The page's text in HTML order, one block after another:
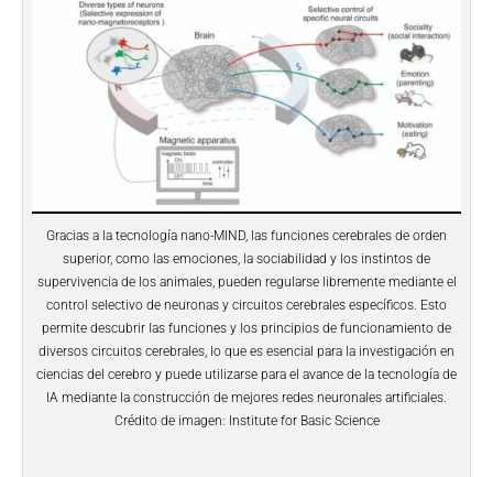
Gracias a la tecnología nano-MIND, las funciones cerebrales de orden
superior, como las emociones, la sociabilidad y los instintos de
supervivencia de los animales, pueden regularse libremente mediante el
control selectivo de neuronas y circuitos cerebrales específicos. Esto
permite descubrir las funciones y los principios de funcionamiento de
diversos circuitos cerebrales, lo que es esencial para la investigación en
ciencias del cerebro y puede utilizarse para el avance de la tecnología de
IA mediante la construcción de mejores redes neuronales artificiales.
Crédito de imagen: Institute for Basic Science